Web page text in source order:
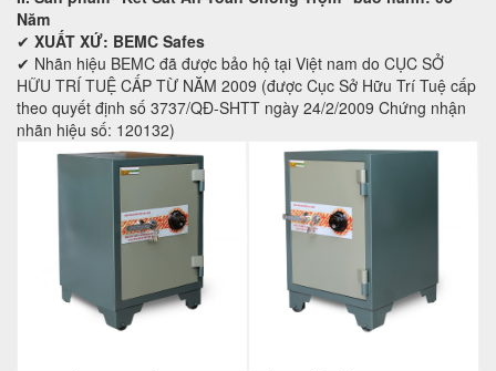
Năm
✔ XUẤT XỨ: BEMC Safes
✔ Nhãn hiệu BEMC đã được bảo hộ tại Việt nam do CỤC SỞ
HỮU TRÍ TUỆ CẤP TỪ NĂM 2009 (được Cục Sở Hữu Trí Tuệ cấp
theo quyết định số 3737/QĐ-SHTT ngày 24/2/2009 Chứng nhận
nhãn hiệu số: 120132)